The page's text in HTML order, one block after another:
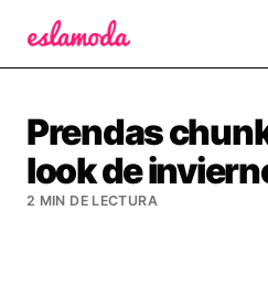
Prendas
look de
2 MIN DE LECTURA